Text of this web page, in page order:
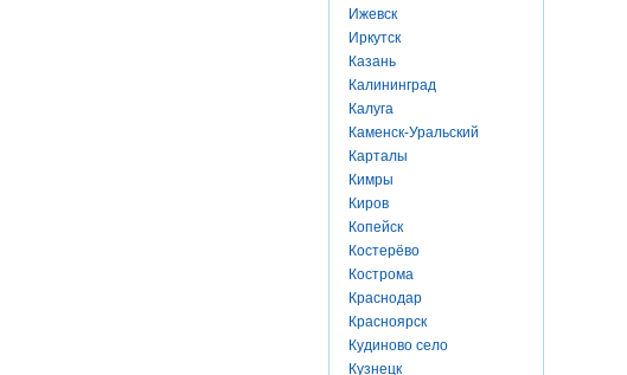
Ижевск
Иркутск
Казань
Калининград
Калуга
Каменск-Уральский
Карталы
Кимры
Киров
Копейск
Костерёво
Кострома
Краснодар
Красноярск
Кудиново село
Кузнецк